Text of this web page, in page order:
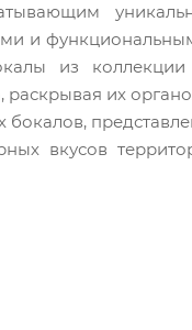
и
из
их
бокалов,
вкусов